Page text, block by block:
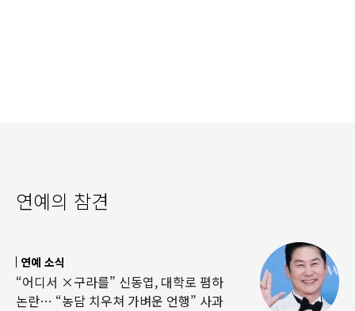
연예의 참견
연예 소식
“어디서 ×구라를” 신동엽, 대학로 폄하
논란… “농담 치우쳐 가벼운 언행” 사과